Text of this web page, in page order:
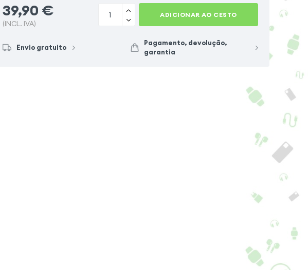
39,90 €
(INCL. IVA)
ADICIONAR AO CESTO
Envio gratuito
Pagamento, devolução,
garantia